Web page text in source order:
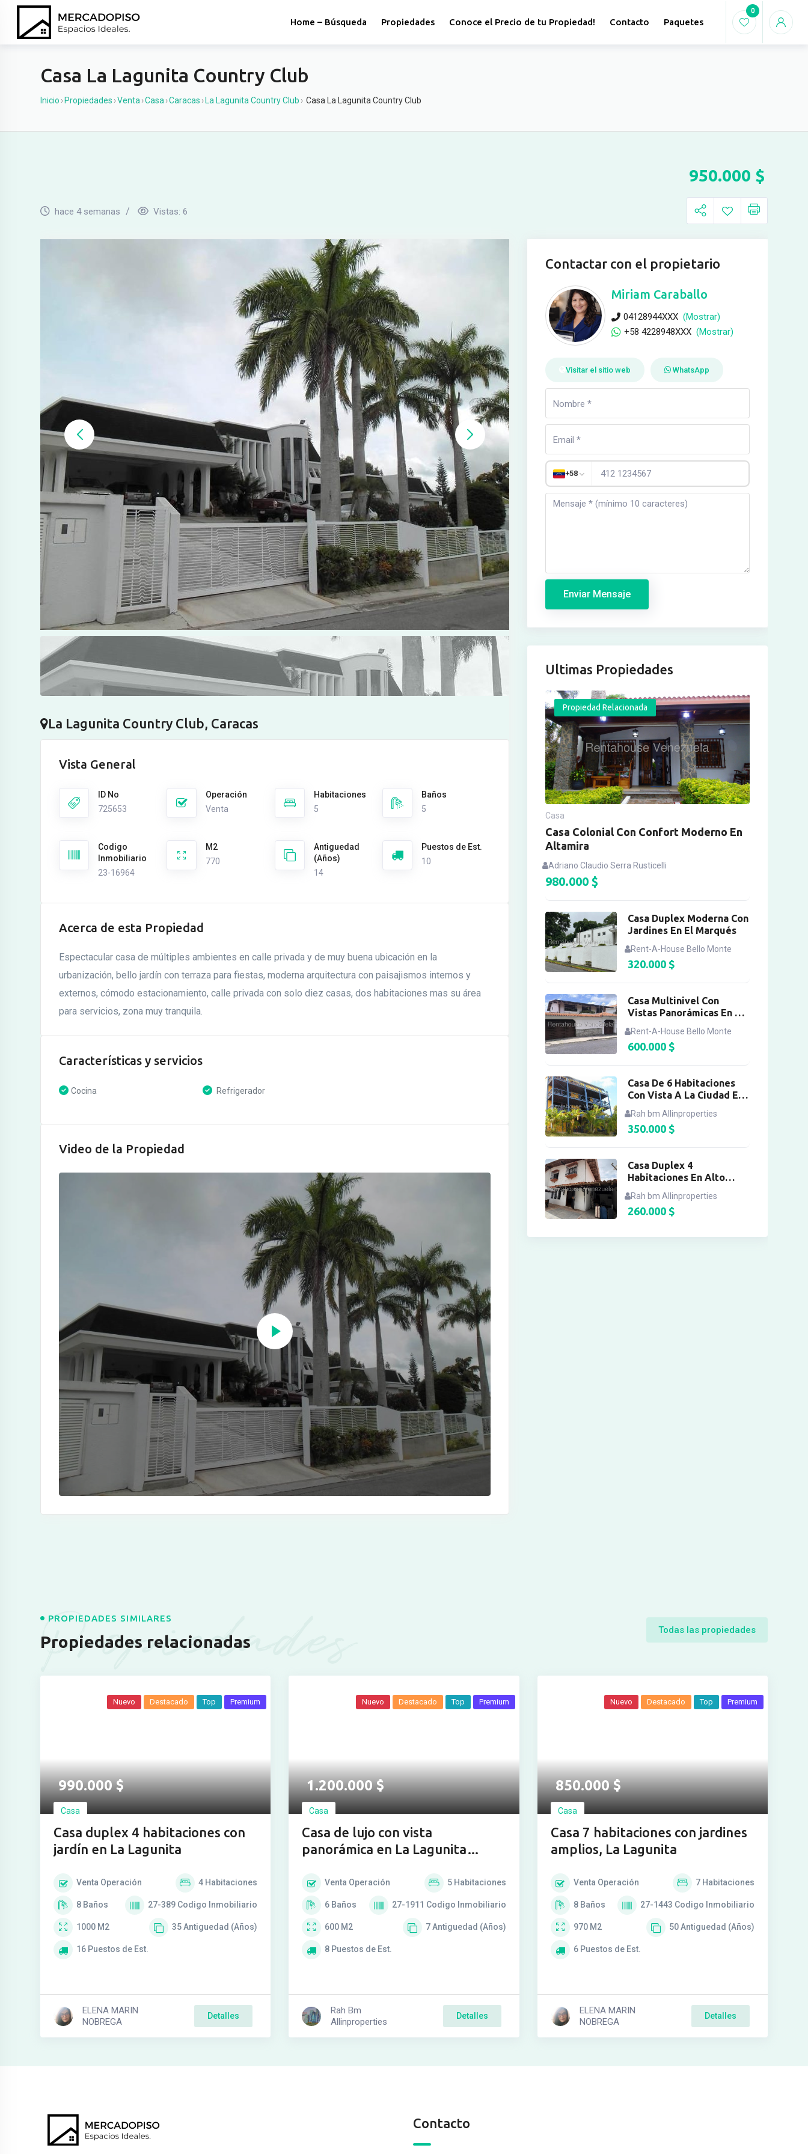
Home – Búsqueda Propiedades Conoce el Precio de tu Propiedad! Contacto Paquetes
0
Casa La Lagunita Country Club
Inicio › Propiedades ›Venta ›Casa ›Caracas › La Lagunita Country Club › Casa La Lagunita Country Club
hace 4 semanas Vistas: 6
950.000 $
La Lagunita Country Club, Caracas
Vista General
ID No
725653
Operación
Venta
Habitaciones
5
Baños
5
Codigo
Inmobiliario
23-16964
M2
770
Antiguedad
(Años)
14
Puestos de Est.
10
Acerca de esta Propiedad
Espectacular casa de múltiples ambientes en calle privada y de muy buena ubicación en la
urbanización, bello jardín con terraza para fiestas, moderna arquitectura con paisajismos internos y
externos, cómodo estacionamiento, calle privada con solo diez casas, dos habitaciones mas su área
para servicios, zona muy tranquila.
Características y servicios
Cocina Refrigerador
Video de la Propiedad
Contactar con el propietario
Miriam Caraballo
04128944XXX (Mostrar)
+58 4228948XXX (Mostrar)
Visitar el sitio web WhatsApp
+58
Enviar Mensaje
Ultimas Propiedades
Propiedad Relacionada
Casa
Casa Colonial Con Confort Moderno En
Altamira
Adriano Claudio Serra Rusticelli
980.000 $
Casa Duplex Moderna Con
Jardines En El Marqués
Rent-A-House Bello Monte
320.000 $
Casa Multinivel Con
Vistas Panorámicas En El
Rent-A-House Bello Monte
600.000 $
Casa De 6 Habitaciones
Con Vista A La Ciudad En
Rah bm Allinproperties
350.000 $
Casa Duplex 4
Habitaciones En Alto
Rah bm Allinproperties
260.000 $
Propiedades
PROPIEDADES SIMILARES
Propiedades relacionadas
Todas las propiedades
990.000$
Casa
Casa duplex 4 habitaciones con
jardín en La Lagunita
Nuevo Destacado Top Premium
Venta Operación 4 Habitaciones
8 Baños 27-389 Codigo Inmobiliario
1000 M2 35Antiguedad (Años)
16 Puestos de Est.
ELENA MARIN
NOBREGA
Detalles
1.200.000$
Casa
Casa de lujo con vista
panorámica en La Lagunita
Nuevo Destacado Top Premium
Venta Operación 5 Habitaciones
6 Baños 27-1911 Codigo Inmobiliario
600 M2 7Antiguedad (Años)
8 Puestos de Est.
Rah Bm
Allinproperties
Detalles
850.000$
Casa
Casa 7 habitaciones con jardines
amplios, La Lagunita
Nuevo Destacado Top Premium
Venta Operación 7 Habitaciones
8 Baños 27-1443 Codigo Inmobiliario
970 M2 50Antiguedad (Años)
6 Puestos de Est.
ELENA MARIN
NOBREGA
Detalles
Contacto